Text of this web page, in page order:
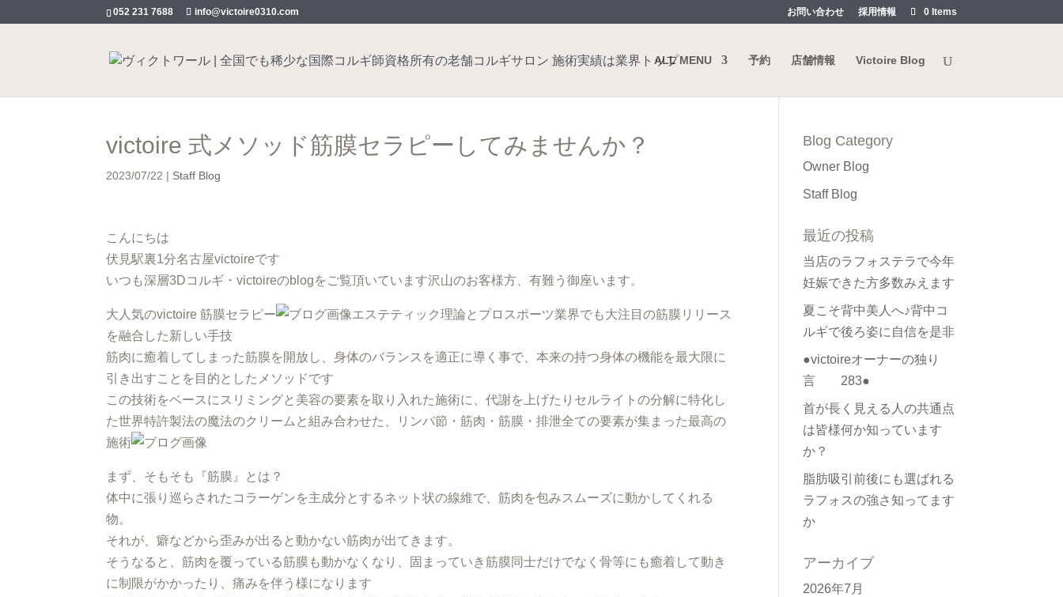
052 231 7688 info@victoire0310.com お問い合わせ 採用情報 0 Items
ALL MENU 予約 店舗情報 Victoire Blog
victoire 式メソッド筋膜セラピーしてみませんか？
2023/07/22 | Staff Blog
こんにちは
伏見駅裏1分名古屋victoireです
いつも深層3Dコルギ・victoireのblogをご覧頂いています沢山のお客様方、有難う御座います。
大人気のvictoire 筋膜セラピー
エステティック理論とプロスポーツ業界でも大注目の筋膜リリース
を融合した新しい手技
筋肉に癒着してしまった筋膜を開放し、身体のバランスを適正に導く事で、本来の持つ身体の機能を最大限に
引き出すことを目的としたメソッドです
この技術をベースにスリミングと美容の要素を取り入れた施術に、代謝を上げたりセルライトの分解に特化し
た世界特許製法の魔法のクリームと組み合わせた、リンパ節・筋肉・筋膜・排泄全ての要素が集まった最高の
施術
まず、そもそも『筋膜』とは？
体中に張り巡らされたコラーゲンを主成分とするネット状の線維で、筋肉を包みスムーズに動かしてくれる
物。
それが、癖などから歪みが出ると動かない筋肉が出てきます。
そうなると、筋肉を覆っている筋膜も動かなくなり、固まっていき筋膜同士だけでなく骨等にも癒着して動き
に制限がかかったり、痛みを伴う様になります
Blog Category
Owner Blog
Staff Blog
最近の投稿
当店のラフォステラで今年
妊娠できた方多数みえます
夏こそ背中美人へ♪背中コ
ルギで後ろ姿に自信を是非
●victoireオーナーの独り
言 283●
首が長く見える人の共通点
は皆様何か知っています
か？
脂肪吸引前後にも選ばれる
ラフォスの強さ知ってます
か
アーカイブ
2026年7月